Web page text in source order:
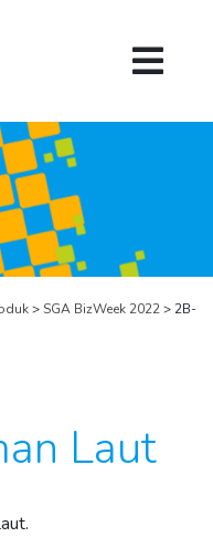
> SGA BizWeek 2022>2B-
Laut